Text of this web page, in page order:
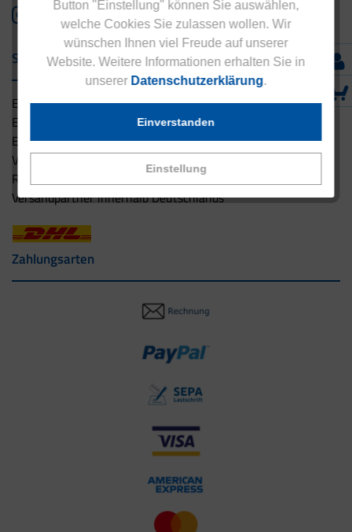
Button "Einstellung" können Sie auswählen,
welche Cookies Sie zulassen wollen. Wir
wünschen Ihnen viel Freude auf unserer
Website. Weitere Informationen erhalten Sie in
unserer Datenschutzerklärung.
Einstellung
Einverstanden
Service & Versand
Eucell Gesundheitsservice
Eucell Ernährungscoach
Eucell Fitness Coach
Versandbedingungen
Rücksendung
Versandpartner innerhalb Deutschlands
Zahlungsarten